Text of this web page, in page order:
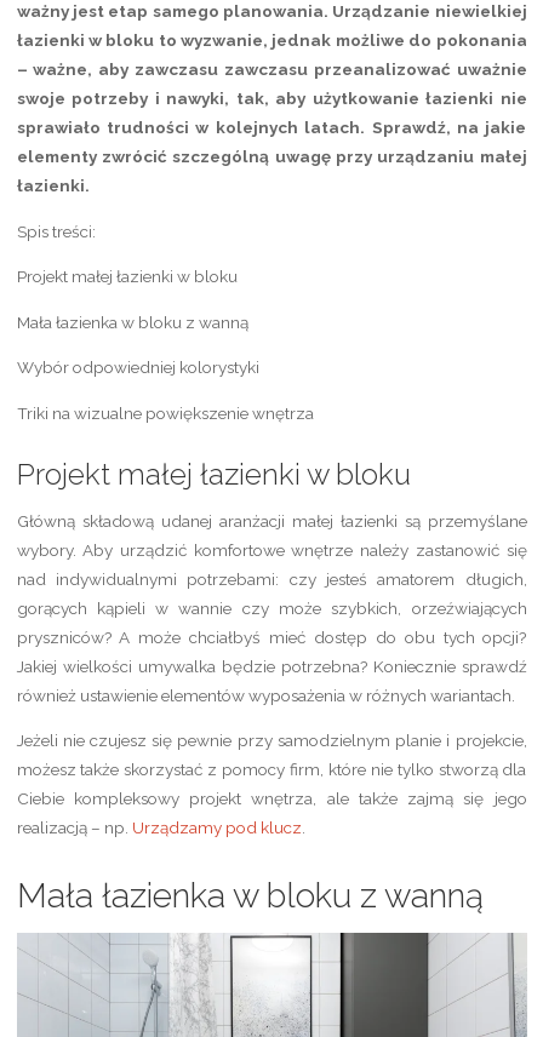
ważny jest etap samego planowania. Urządzanie niewielkiej
łazienki w bloku to wyzwanie, jednak możliwe do pokonania
– ważne, aby zawczasu zawczasu przeanalizować uważnie
swoje potrzeby i nawyki, tak, aby użytkowanie łazienki nie
sprawiało trudności w kolejnych latach. Sprawdź, na jakie
elementy zwrócić szczególną uwagę przy urządzaniu małej
łazienki.
Spis treści:
Projekt małej łazienki w bloku
Mała łazienka w bloku z wanną
Wybór odpowiedniej kolorystyki
Triki na wizualne powiększenie wnętrza
Projekt małej łazienki w bloku
Główną składową udanej aranżacji małej łazienki są przemyślane
wybory. Aby urządzić komfortowe wnętrze należy zastanowić się
nad indywidualnymi potrzebami: czy jesteś amatorem długich,
gorących kąpieli w wannie czy może szybkich, orzeźwiających
pryszniców? A może chciałbyś mieć dostęp do obu tych opcji?
Jakiej wielkości umywalka będzie potrzebna? Koniecznie sprawdź
również ustawienie elementów wyposażenia w różnych wariantach.
Jeżeli nie czujesz się pewnie przy samodzielnym planie i projekcie,
możesz także skorzystać z pomocy firm, które nie tylko stworzą dla
Ciebie kompleksowy projekt wnętrza, ale także zajmą się jego
realizacją – np. Urządzamy pod klucz.
Mała łazienka w bloku z wanną